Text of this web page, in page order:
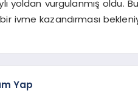
yoldan vurgulanmış oldu.
ivme kazandırması
Yap